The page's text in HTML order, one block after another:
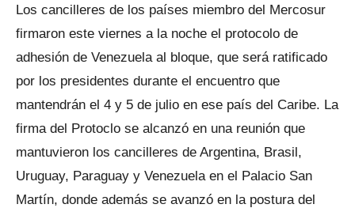
Los cancilleres de los países miembro del Mercosur
firmaron este viernes a la noche el protocolo de
adhesión de Venezuela al bloque, que será ratificado
por los presidentes durante el encuentro que
mantendrán el 4 y 5 de julio en ese país del Caribe. La
firma del Protoclo se alcanzó en una reunión que
mantuvieron los cancilleres de Argentina, Brasil,
Uruguay, Paraguay y Venezuela en el Palacio San
Martín, donde además se avanzó en la postura del